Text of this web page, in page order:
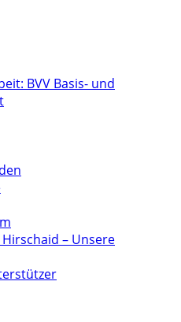
BVV Basis- und
– Unsere